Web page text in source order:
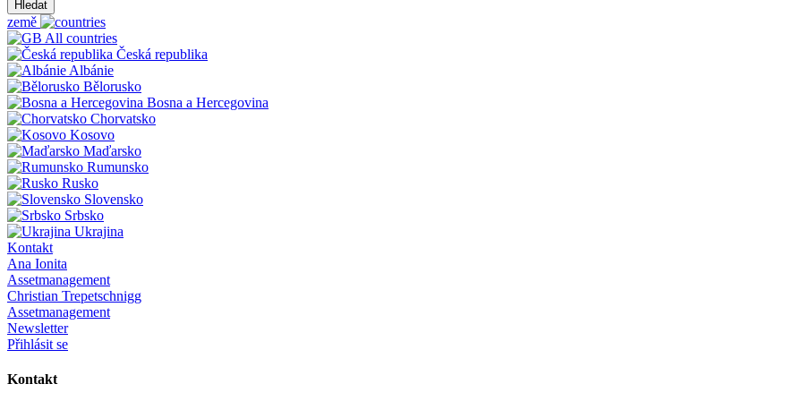
Hledat
země
All countries
Česká republika
Albánie
Bělorusko
Bosna a Hercegovina
Chorvatsko
Kosovo
Maďarsko
Rumunsko
Rusko
Slovensko
Srbsko
Ukrajina
Kontakt
Ana Ionita
Assetmanagement
Christian Trepetschnigg
Assetmanagement
Newsletter
Přihlásit se
Kontakt